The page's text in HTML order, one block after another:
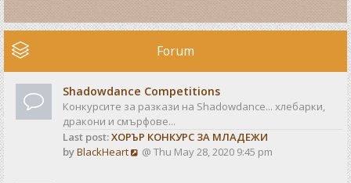
Forum
Shadowdance Competitions
Конкурсите за разкази на Shadowdance... хлебарки,
дракони и смърфове...
Last post:ХОРЪР КОНКУРС ЗА МЛАДЕЖИ
byBlackHeart
V@ Thu May 28, 2020 9:45 pm